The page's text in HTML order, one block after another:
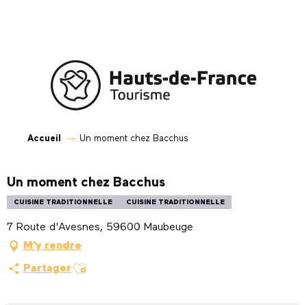
Accueil Un moment chez Bacchus
Un moment chez Bacchus
CUISINE TRADITIONNELLE CUISINE TRADITIONNELLE
7 Route d'Avesnes, 59600 Maubeuge
M'y rendre
Partager Ajouter aux favoris